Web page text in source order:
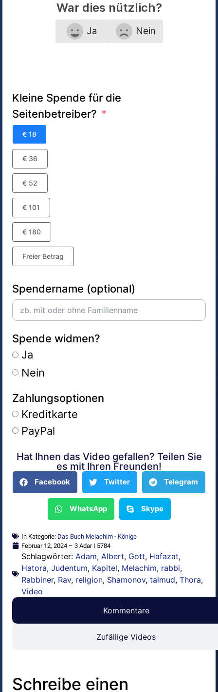
War dies nützlich?
Ja Nein
Kleine Spende für die
Seitenbetreiber?
€ 18
€ 36
€ 52
€ 101
€ 180
Freier Betrag
Spendername (optional)
Spende widmen?
Ja
Nein
Zahlungsoptionen
Kreditkarte
PayPal
Alternative:
Hat Ihnen das Video gefallen? Teilen Sie
es mit Ihren Freunden!
Facebook Twitter Telegram
WhatsApp Skype
In Kategorie: Das Buch Melachim - Könige
Februar 12, 2024 – 3 Adar I 5784
Schlagwörter: Adam, Albert, Gott, Hafazat,
Hatora, Judentum, Kapitel, Melachim, rabbi,
Rabbiner, Rav, religion, Shamonov, talmud, Thora,
Video
Kommentare
Zufällige Videos
Schreibe einen